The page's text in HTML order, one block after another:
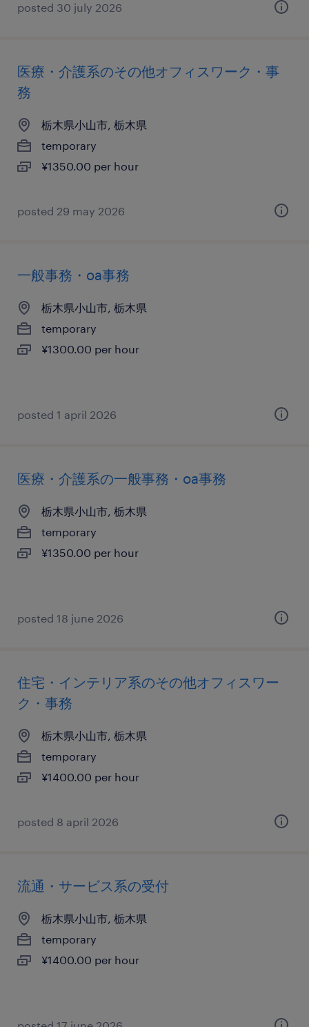
posted 30 july 2026
医療・介護系のその他オフィスワーク・事
務
栃木県小山市, 栃木県
temporary
¥1350.00 per hour
posted 29 may 2026
一般事務・oa事務
栃木県小山市, 栃木県
temporary
¥1300.00 per hour
posted 1 april 2026
医療・介護系の一般事務・oa事務
栃木県小山市, 栃木県
temporary
¥1350.00 per hour
posted 18 june 2026
住宅・インテリア系のその他オフィスワー
ク・事務
栃木県小山市, 栃木県
temporary
¥1400.00 per hour
posted 8 april 2026
流通・サービス系の受付
栃木県小山市, 栃木県
temporary
¥1400.00 per hour